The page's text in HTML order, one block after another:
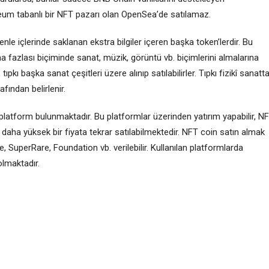
tabanlı bir NFT pazarı olan OpenSea’de satılamaz.
içlerinde saklanan ekstra bilgiler içeren başka token’lerdir. Bu
fazlası biçiminde sanat, müzik, görüntü vb. biçimlerini almalarına
tıpkı başka sanat çeşitleri üzere alınıp satılabilirler. Tıpkı fizikî sanatta
belirlenir.
platform bulunmaktadır. Bu platformlar üzerinden yatırım yapabilir,
daha yüksek bir fiyata tekrar satılabilmektedir. NFT coin satın almak
Foundation vb. verilebilir. Kullanılan platformlarda